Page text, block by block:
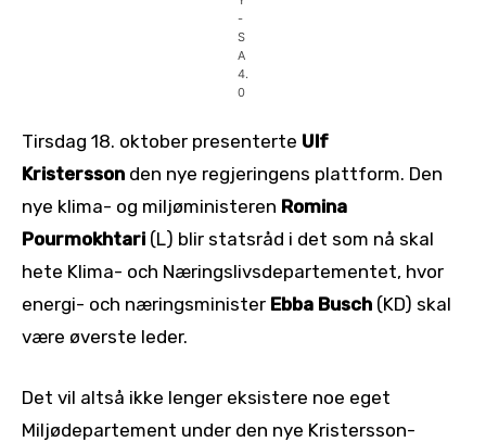
-
S
A
4.
0
Tirsdag 18. oktober presenterte Ulf
Kristersson den nye regjeringens plattform. Den
nye klima- og miljøministeren Romina
Pourmokhtari (L) blir statsråd i det som nå skal
hete Klima- och Næringslivsdepartementet, hvor
energi- och næringsminister Ebba Busch (KD) skal
være øverste leder.
Det vil altså ikke lenger eksistere noe eget
Miljødepartement under den nye Kristersson-